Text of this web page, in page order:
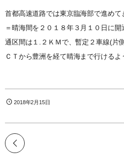
首都高速道路では東京臨海部で進め
＝晴海間を２０１８年３月１０日に
通区間は１.２ＫＭで、暫定２車線(片
ＣＴから豊洲を経て晴海まで行けるよ
2018年2月15日